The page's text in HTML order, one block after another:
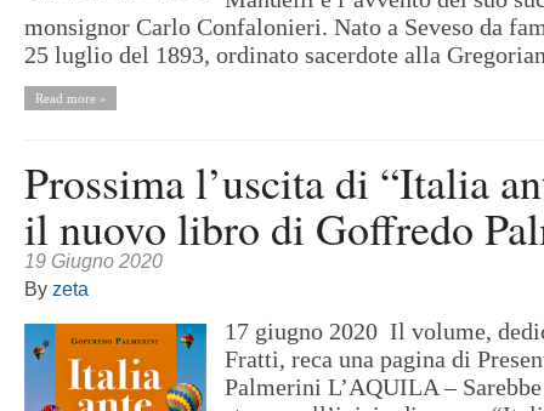
monsignor Carlo Confalonieri. Nato a Seveso da
25 luglio del 1893, ordinato sacerdote alla
Read more »
Prossima l’uscita di “Italia
il nuovo libro di Goffredo
19 Giugno 2020
By zeta
17 giugno 2020 Il volume,
Fratti, reca una pagina di
Palmerini L’AQUILA –